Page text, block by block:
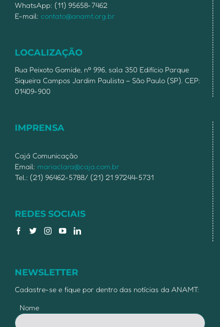
WhatsApp: (11) 95658-7462
E-mail: contato@anamt.org.br
LOCALIZAÇÃO
Rua Peixoto Gomide, nº 996, sala 350 Edifício Parque
Siqueira Campos Jardim Paulista – São Paulo (SP). CEP:
01409-900
IMPRENSA
Cajá Comunicação
Email: mariaclara@caja.com.br
Tel.: (21) 96462-5788/ (21) 21 97244-5731
REDES SOCIAIS
NEWSLETTER
Cadastre-se e fique por dentro das notícias da ANAMT:
Nome